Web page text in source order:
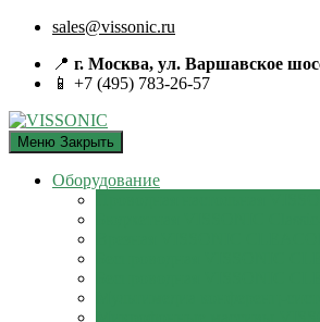
sales@vissonic.ru
📍 г. Москва, ул. Варшавское
📱 +7 (495) 783-26-57
Меню Закрыть
Оборудование